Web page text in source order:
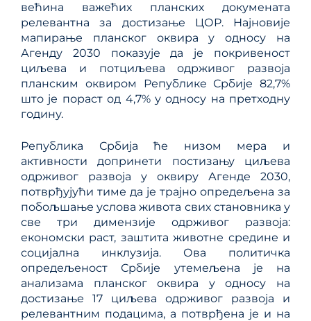
већина важећих планских докумената
релевантна за достизање ЦОР. Најновије
мапирање планског оквира у односу на
Агенду 2030 показује да је покривеност
циљева и потциљева одрживог развоја
планским оквиром Републике Србије 82,7%
што је пораст од 4,7% у односу на претходну
годину.
Република Србија ће низом мера и
активности допринети постизању циљева
одрживог развоја у оквиру Агенде 2030,
потврђујући тиме да је трајно опредељена за
побољшање услова живота свих становника у
све три димензије одрживог развоја:
економски раст, заштита животне средине и
социјална инклузија. Ова политичка
опредељеност Србије утемељена је на
анализама планског оквира у односу на
достизање 17 циљева одрживог развоја и
релевантним подацима, а потврђена је и на